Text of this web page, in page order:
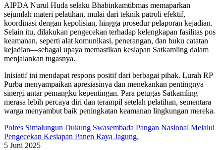
AIPDA Nurul Huda selaku Bhabinkamtibmas memaparkan
sejumlah materi pelatihan, mulai dari teknik patroli efektif,
koordinasi dengan kepolisian, hingga prosedur pelaporan kejadian.
Selain itu, dilakukan pengecekan terhadap kelengkapan fasilitas pos
keamanan, seperti alat komunikasi, penerangan, dan buku catatan
kejadian—sebagai upaya memastikan kesiapan Satkamling dalam
menjalankan tugasnya.
Inisiatif ini mendapat respons positif dari berbagai pihak. Lurah RP
Purba menyampaikan apresiasinya dan menekankan pentingnya
sinergi antar pemangku kepentingan. Para petugas Satkamling
merasa lebih percaya diri dan terampil setelah pelatihan, sementara
warga menyambut baik peningkatan keamanan lingkungan mereka.
Polres Simalungun Dukung Swasembada Pangan Nasional Melalui
Pengecekan Kesiapan Panen Raya Jagung.
5 Juni 2025